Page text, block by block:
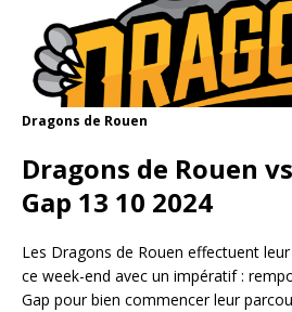
Dragons de Rouen
Dragons de Rouen
Gap 13 10 2024
Les Dragons de Rouen effectuent
ce week-end avec un impératif :
Gap pour bien commencer leur